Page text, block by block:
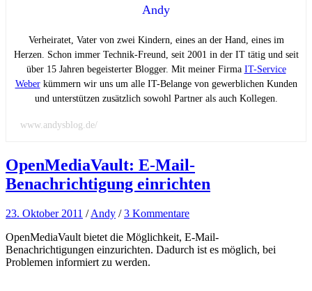
Andy
Verheiratet, Vater von zwei Kindern, eines an der Hand, eines im
Herzen. Schon immer Technik-Freund, seit 2001 in der IT tätig und seit
über 15 Jahren begeisterter Blogger. Mit meiner Firma IT-Service
Weberkümmern wir uns um alle IT-Belange von gewerblichen Kunden
und unterstützen zusätzlich sowohl Partner als auch Kollegen.
www.andysblog.de/
OpenMediaVault: E-Mail-
Benachrichtigung einrichten
23. Oktober 2011 /Andy /3 Kommentare
OpenMediaVault bietet die Möglichkeit, E-Mail-
Benachrichtigungen einzurichten. Dadurch ist es möglich, bei
Problemen informiert zu werden.